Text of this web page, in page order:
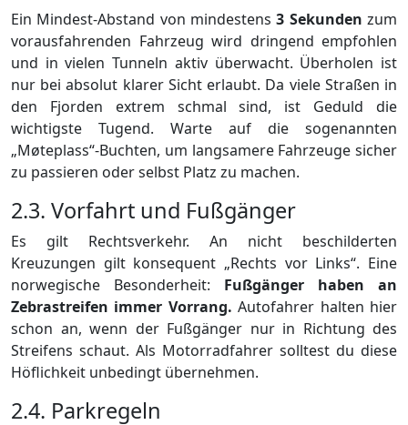
Ein Mindest-Abstand von mindestens3 Sekunden zum
vorausfahrenden Fahrzeug wird dringend empfohlen
und in vielen Tunneln aktiv überwacht. Überholen ist
nur bei absolut klarer Sicht erlaubt. Da viele Straßen in
den Fjorden extrem schmal sind, ist Geduld die
wichtigste Tugend. Warte auf die sogenannten
„Møteplass“-Buchten, um langsamere Fahrzeuge sicher
zu passieren oder selbst Platz zu machen.
2.3. Vorfahrt und Fußgänger
Es gilt Rechtsverkehr. An nicht beschilderten
Kreuzungen gilt konsequent „Rechts vor Links“. Eine
norwegische Besonderheit: Fußgänger haben an
Zebrastreifen immer Vorrang. Autofahrer halten hier
schon an, wenn der Fußgänger nur in Richtung des
Streifens schaut. Als Motorradfahrer solltest du diese
Höflichkeit unbedingt übernehmen.
2.4. Parkregeln